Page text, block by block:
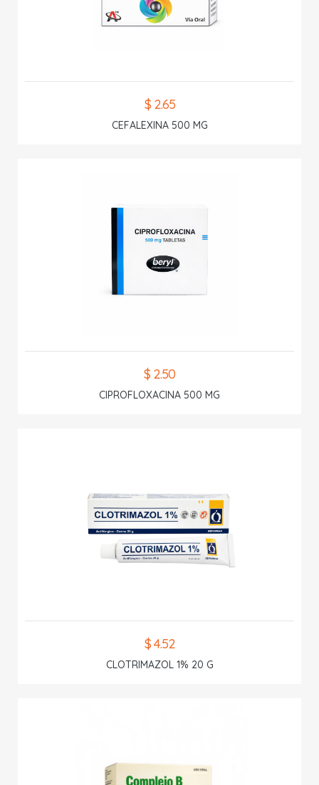
$ 2.65
CEFALEXINA 500 MG
$ 2.50
CIPROFLOXACINA 500 MG
$ 4.52
CLOTRIMAZOL 1% 20 G